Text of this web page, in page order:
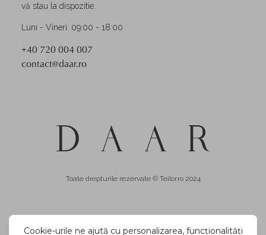
vă stau la dispozitie.
Luni - Vineri: 09:00 - 18:00
+40 720 004 007
contact@daar.ro
Toate drepturile rezervate © Teilor.ro 2024